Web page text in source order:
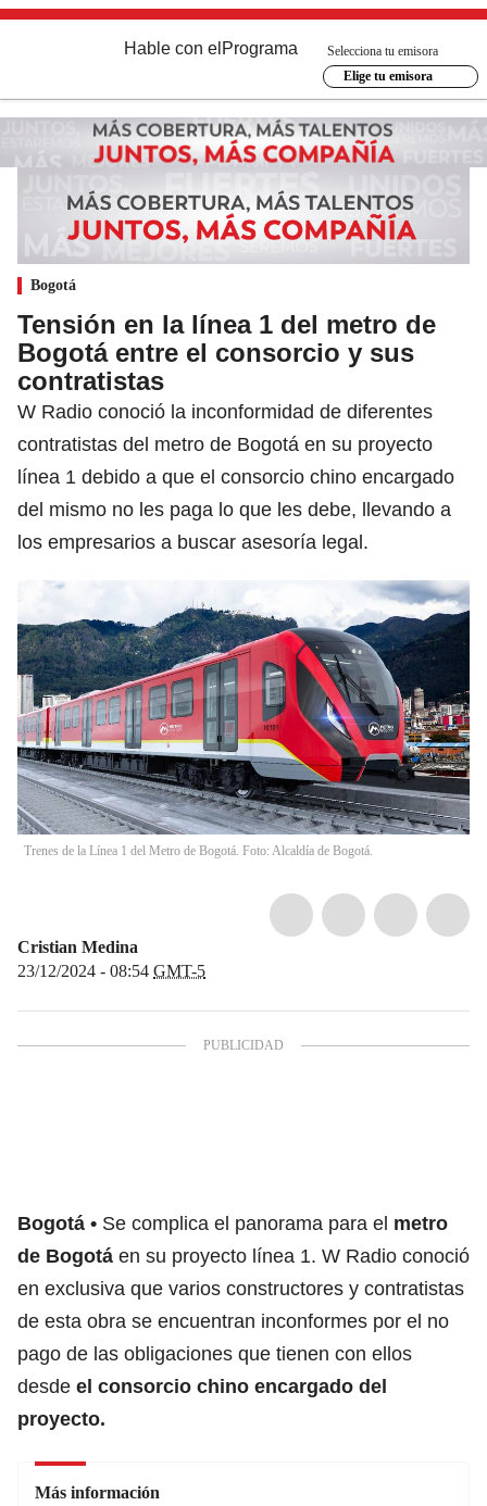
Hable con el Programa
Selecciona tu emisora
Elige tu emisora
Bogotá
Tensión en la línea 1 del metro de
Bogotá entre el consorcio y sus
contratistas
W Radio conoció la inconformidad de diferentes
contratistas del metro de Bogotá en su proyecto
línea 1 debido a que el consorcio chino encargado
del mismo no les paga lo que les debe, llevando a
los empresarios a buscar asesoría legal.
Trenes de la Línea 1 del Metro de Bogotá. Foto: Alcaldía de Bogotá.
Cristian Medina
23/12/2024 - 08:54 GMT-5
Bogotá Se complica el panorama para el metro
de Bogotá en su proyecto línea 1. W Radio conoció
en exclusiva que varios constructores y contratistas
de esta obra se encuentran inconformes por el no
pago de las obligaciones que tienen con ellos
desde el consorcio chino encargado del
proyecto.
Más información